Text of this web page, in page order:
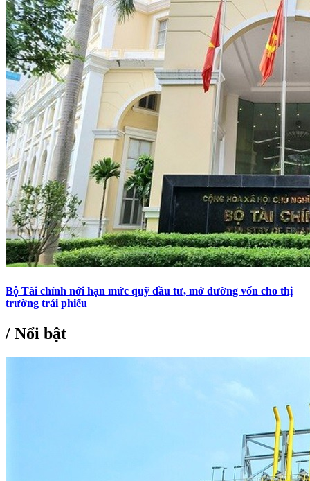
Bộ Tài chính nới hạn mức quỹ đầu tư, mở đường vốn cho thị
trường trái phiếu
/ Nổi bật